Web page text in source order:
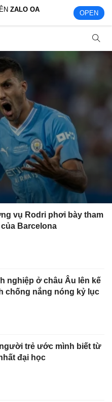
ZALO OA OPEN
vụ Rodri phơi bày tham
Barcelona
nghiệp ở châu Âu lên kế
chống nắng nóng kỷ lục
trẻ ước mình biết từ
đại học